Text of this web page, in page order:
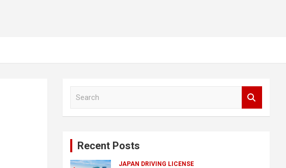
Recent Posts
JAPAN DRIVING LICENSE